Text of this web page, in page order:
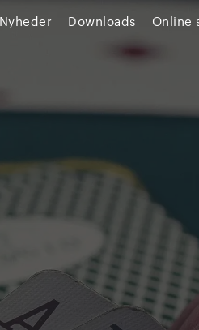
Nyheder Downloads Online